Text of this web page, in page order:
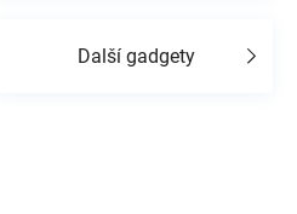
Další gadgety